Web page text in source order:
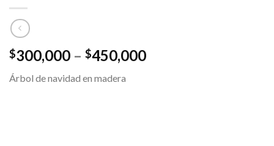
$300,000 – $450,000Price
Árbol de navidad en madera